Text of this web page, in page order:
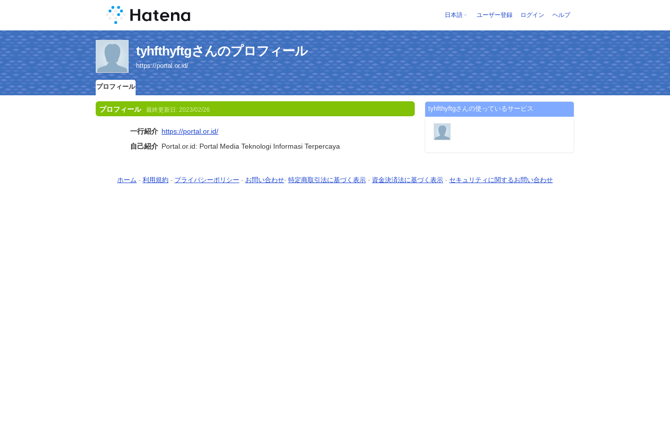
日本語 ユーザー登録 ログイン ヘルプ
tyhfthyftgさんのプロフィール
https://portal.or.id/
プロフィール
プロフィール 最終更新日: 2023/02/26
一行紹介 https://portal.or.id/
自己紹介 Portal.or.id: Portal Media Teknologi Informasi Terpercaya
tyhfthyftgさんの使っているサービス
ホーム - 利用規約 - プライバシーポリシー - お問い合わせ- 特定商取引法に基づく表示 - 資金決済法に基づく表示 - セキュリティに関するお問い合わせ